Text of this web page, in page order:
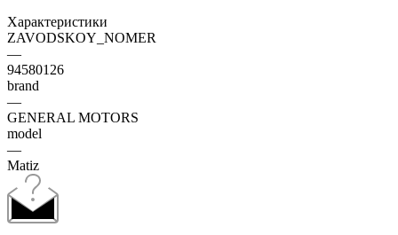
Характеристики
ZAVODSKOY_NOMER
—
94580126
brand
—
GENERAL MOTORS
model
—
Matiz